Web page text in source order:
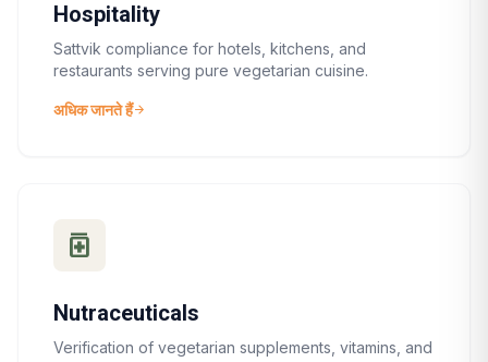
Hospitality
Sattvik compliance for hotels, kitchens, and
restaurants serving pure vegetarian cuisine.
अधिक जानते हैंarrow_forward
medication
Nutraceuticals
Verification of vegetarian supplements, vitamins, and